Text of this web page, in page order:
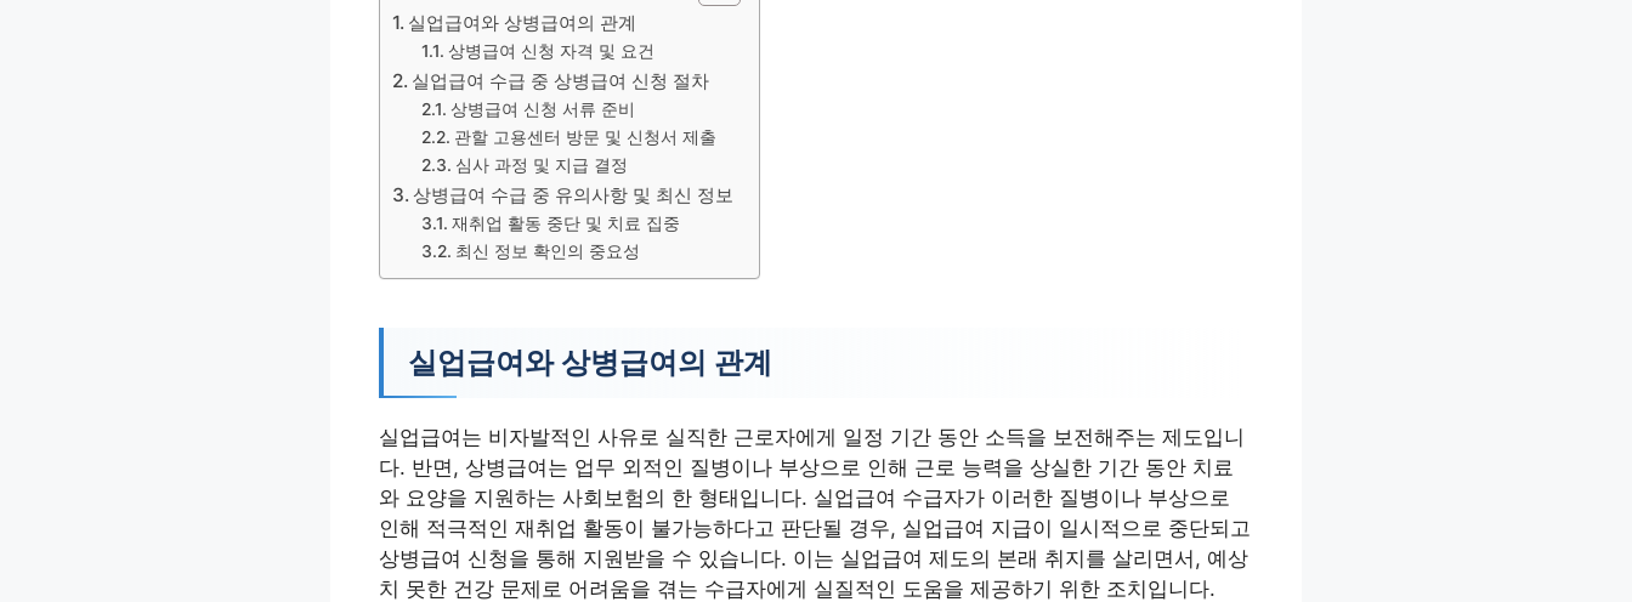
실업급여와 상병급여의 관계
상병급여 신청 자격 및 요건
실업급여 수급 중 상병급여 신청 절차
상병급여 신청 서류 준비
관할 고용센터 방문 및 신청서 제출
심사 과정 및 지급 결정
상병급여 수급 중 유의사항 및 최신 정보
재취업 활동 중단 및 치료 집중
최신 정보 확인의 중요성
실업급여와 상병급여의 관계
실업급여는 비자발적인 사유로 실직한 근로자에게 일정 기간 동안 소득을 보전해주는 제도입니
다. 반면, 상병급여는 업무 외적인 질병이나 부상으로 인해 근로 능력을 상실한 기간 동안 치료
와 요양을 지원하는 사회보험의 한 형태입니다. 실업급여 수급자가 이러한 질병이나 부상으로
인해 적극적인 재취업 활동이 불가능하다고 판단될 경우, 실업급여 지급이 일시적으로 중단되고
상병급여 신청을 통해 지원받을 수 있습니다. 이는 실업급여 제도의 본래 취지를 살리면서, 예상
치 못한 건강 문제로 어려움을 겪는 수급자에게 실질적인 도움을 제공하기 위한 조치입니다.